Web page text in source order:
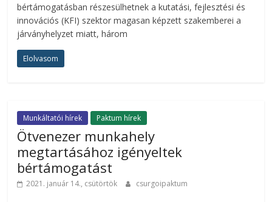
bértámogatásban részesülhetnek a kutatási, fejlesztési és
innovációs (KFI) szektor magasan képzett szakemberei a
járványhelyzet miatt, három
Elolvasom
Munkáltatói hírek Paktum hírek
Ötvenezer munkahely
megtartásához igényeltek
bértámogatást
2021. január 14., csütörtök csurgoipaktum